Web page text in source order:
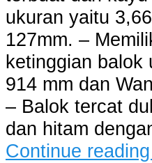
ukuran yaitu
127mm. –
ketinggian balok
914 mm dan
– Balok tercat
dan hitam
Continue